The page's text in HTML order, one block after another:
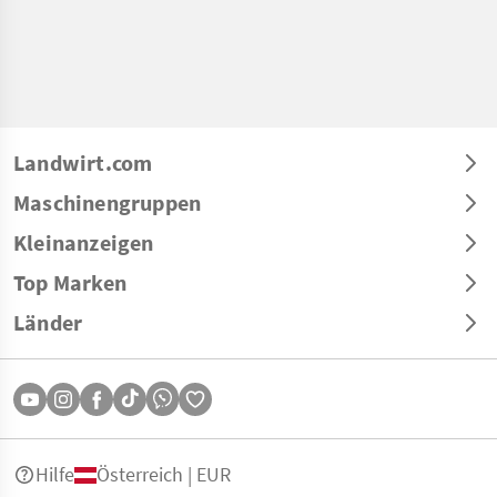
Landwirt.com
Maschinengruppen
Kleinanzeigen
Top Marken
Länder
Hilfe Österreich | EUR